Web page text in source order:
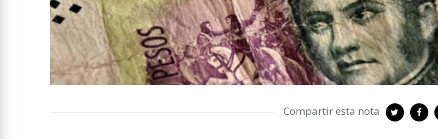
Compartir esta nota